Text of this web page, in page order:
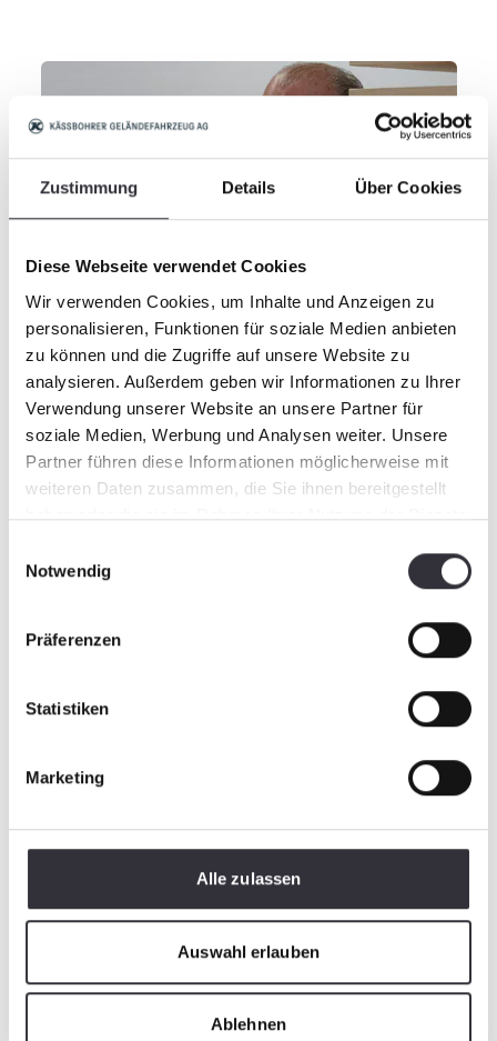
Zustimmung Details Über Cookies
Diese Webseite verwendet Cookies
Wir verwenden Cookies, um Inhalte und Anzeigen zu
personalisieren, Funktionen für soziale Medien anbieten
zu können und die Zugriffe auf unsere Website zu
analysieren. Außerdem geben wir Informationen zu Ihrer
Verwendung unserer Website an unsere Partner für
soziale Medien, Werbung und Analysen weiter. Unsere
Partner führen diese Informationen möglicherweise mit
weiteren Daten zusammen, die Sie ihnen bereitgestellt
haben oder die sie im Rahmen Ihrer Nutzung der Dienste
Notwendig
Präferenzen
Statistiken
Marketing
Alle zulassen
Auswahl erlauben
Ablehnen
Valter Tura hat PistenBully in Italien zu dem
gemacht, was es heute ist.
Spannende Herausforderung: Florian Profanter